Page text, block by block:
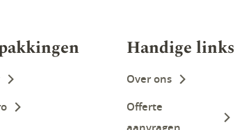
Handige links
Over ons
Offerte